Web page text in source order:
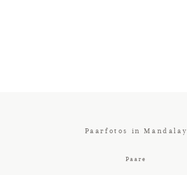
Paarfotos in Mandalay
Paare